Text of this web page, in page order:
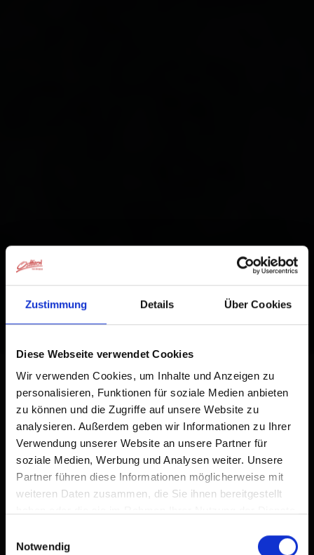
Zustimmung Details Über Cookies
Diese Webseite verwendet Cookies
Wir verwenden Cookies, um Inhalte und Anzeigen zu
personalisieren, Funktionen für soziale Medien anbieten
zu können und die Zugriffe auf unsere Website zu
analysieren. Außerdem geben wir Informationen zu Ihrer
Verwendung unserer Website an unsere Partner für
soziale Medien, Werbung und Analysen weiter. Unsere
Partner führen diese Informationen möglicherweise mit
weiteren Daten zusammen, die Sie ihnen bereitgestellt
Notwendig